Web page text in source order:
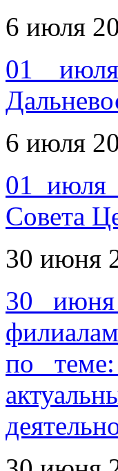
6 июля
01 июля
6 июля
01 июля
Совета
30 июня
30 июня
по